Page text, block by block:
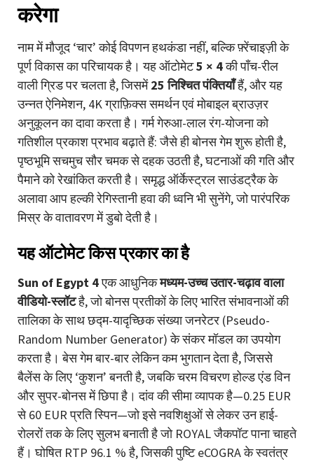
करेगा
नाम में मौजूद ‘चार’ कोई विपणन हथकंडा नहीं, बल्कि फ़्रेंचाइज़ी के
पूर्ण विकास का परिचायक है। यह ऑटोमेट5 × 4की पाँच-रील
वाली ग्रिड पर चलता है, जिसमें25 निश्चित पंक्तियाँहैं, और यह
उन्नत ऐनिमेशन, 4K ग्राफ़िक्स समर्थन एवं मोबाइल ब्राउज़र
अनुकूलन का दावा करता है। गर्म गेरुआ-लाल रंग-योजना को
गतिशील प्रकाश प्रभाव बढ़ाते हैं: जैसे ही बोनस गेम शुरू होती है,
पृष्ठभूमि सचमुच सौर चमक से दहक उठती है, घटनाओं की गति और
पैमाने को रेखांकित करती है। समृद्ध ऑर्केस्ट्रल साउंडट्रैक के
अलावा आप हल्की रेगिस्तानी हवा की ध्वनि भी सुनेंगे, जो पारंपरिक
मिस्र के वातावरण में डुबो देती है।
यह ऑटोमेट किस प्रकार का है
Sun of Egypt 4एक आधुनिकमध्यम-उच्च उतार-चढ़ाव वाला
वीडियो-स्लॉटहै, जो बोनस प्रतीकों के लिए भारित संभावनाओं की
तालिका के साथ छद्म-यादृच्छिक संख्या जनरेटर (Pseudo-
Random Number Generator) के संकर मॉडल का उपयोग
करता है। बेस गेम बार-बार लेकिन कम भुगतान देता है, जिससे
बैलेंस के लिए ‘कुशन’ बनती है, जबकि चरम विचरण होल्ड एंड विन
और सुपर-बोनस में छिपा है। दांव की सीमा व्यापक है—0.25 EUR
से 60 EUR प्रति स्पिन—जो इसे नवशिक्षुओं से लेकर उन हाई-
रोलरों तक के लिए सुलभ बनाती है जो ROYAL जैकपॉट पाना चाहते
हैं। घोषित RTP 96.1 % है, जिसकी पुष्टि eCOGRA के स्वतंत्र